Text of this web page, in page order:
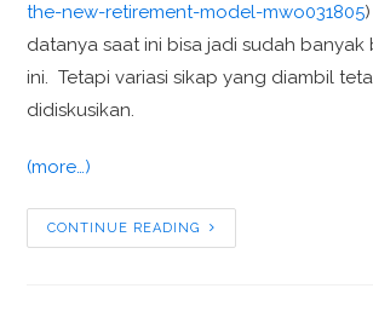
the-new-retirement-model-mwo031805
datanya saat ini bisa jadi sudah banyak
ini. Tetapi variasi sikap yang diambil
didiskusikan.
(more…)
CONTINUE READING